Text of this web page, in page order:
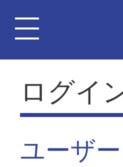
ログイ
ユーザ